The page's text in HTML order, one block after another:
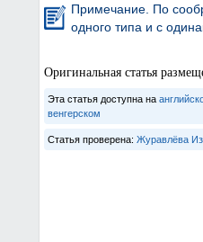
Примечание. По
одного типа и с
Оригинальная статья
Эта статья доступна на
венгерском
Статья проверена: Журавлёва